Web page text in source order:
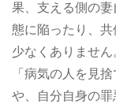
果、支える側の
態に陥ったり、
少なくありません
「病気の人を見
や、自分自身の